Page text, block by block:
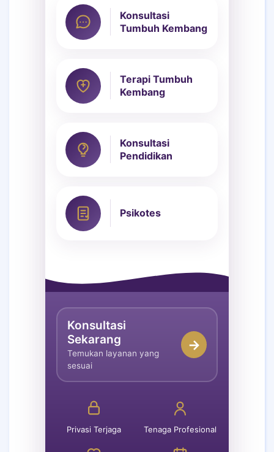
Konsultasi
Tumbuh Kembang
Terapi Tumbuh
Kembang
Konsultasi
Pendidikan
Psikotes
Konsultasi
Sekarang
Temukan layanan yang
sesuai
→
Privasi Terjaga Tenaga Profesional